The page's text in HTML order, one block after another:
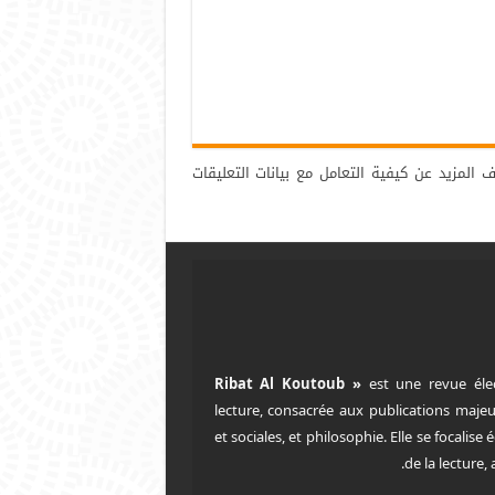
المزيد عن كيفية التعامل مع بيانات التعليقات
est une revue
lecture, consacrée aux publications
et sociales, et philosophie. Elle se
de la lecture,